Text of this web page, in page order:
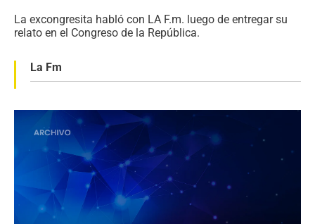
La excongresita habló con LA F.m. luego de entregar su
relato en el Congreso de la República.
La Fm